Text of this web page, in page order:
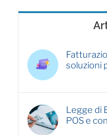
soluzioni
Legge di
POS e